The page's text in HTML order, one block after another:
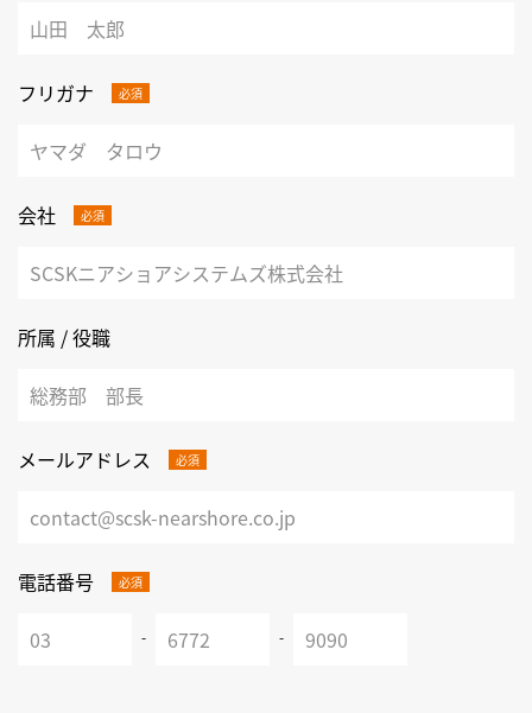
フリガナ 必須
会社 必須
所属 / 役職
メールアドレス 必須
電話番号 必須
- -